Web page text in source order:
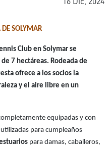
DE SOLYMAR
Club en Solymar se
7 hectáreas. Rodeada de
ofrece a los socios la
y el aire libre en un
equipadas y con
para cumpleaños
para damas, caballeros,